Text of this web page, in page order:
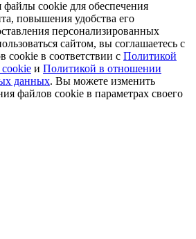
файлы cookie для обеспечения
повышения удобства его
персонализированных
сайтом, вы соглашаетесь с
cookie в соответствии с Политикой
и Политикой в отношении
данных. Вы можете изменить
файлов cookie в параметрах своего